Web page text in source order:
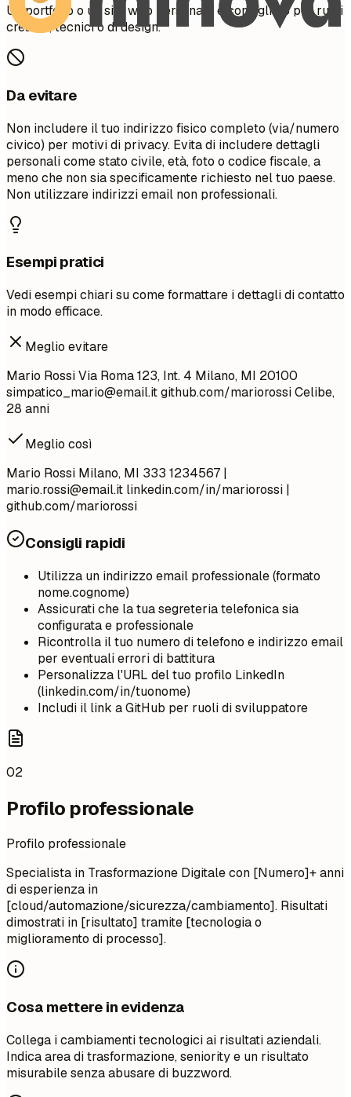
Un portfolio o un sito web personale è consigliato per ruoli
creativi, tecnici o di design.
Da evitare
Non includere il tuo indirizzo fisico completo (via/numero
civico) per motivi di privacy. Evita di includere dettagli
personali come stato civile, età, foto o codice fiscale, a
meno che non sia specificamente richiesto nel tuo paese.
Non utilizzare indirizzi email non professionali.
Esempi pratici
Vedi esempi chiari su come formattare i dettagli di contatto
in modo efficace.
Meglio evitare
Mario Rossi Via Roma 123, Int. 4 Milano, MI 20100
simpatico_mario@email.itgithub.com/mariorossi Celibe,
28 anni
Meglio così
Mario Rossi Milano, MI 333 1234567 |
mario.rossi@email.it linkedin.com/in/mariorossi |
github.com/mariorossi
Consigli rapidi
Utilizza un indirizzo email professionale (formato
nome.cognome)
Assicurati che la tua segreteria telefonica sia
configurata e professionale
Ricontrolla il tuo numero di telefono e indirizzo email
per eventuali errori di battitura
Personalizza l'URL del tuo profilo LinkedIn
(linkedin.com/in/tuonome)
Includi il link a GitHub per ruoli di sviluppatore
02
Profilo professionale
Profilo professionale
Specialista in Trasformazione Digitale con [Numero]+ anni
di esperienza in
[cloud/automazione/sicurezza/cambiamento]. Risultati
dimostrati in [risultato] tramite [tecnologia o
miglioramento di processo].
Cosa mettere in evidenza
Collega i cambiamenti tecnologici ai risultati aziendali.
Indica area di trasformazione, seniority e un risultato
misurabile senza abusare di buzzword.